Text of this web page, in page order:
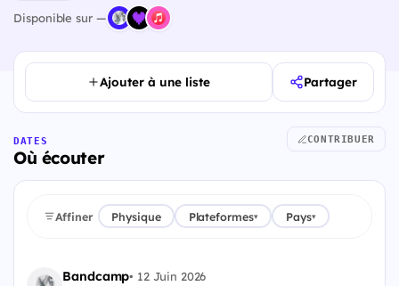
Disponible sur —
Ajouter à une liste Partager
DATES
Où écouter
CONTRIBUER
Affiner Physique Plateformes▾ Pays▾
Bandcamp• 12 Juin 2026